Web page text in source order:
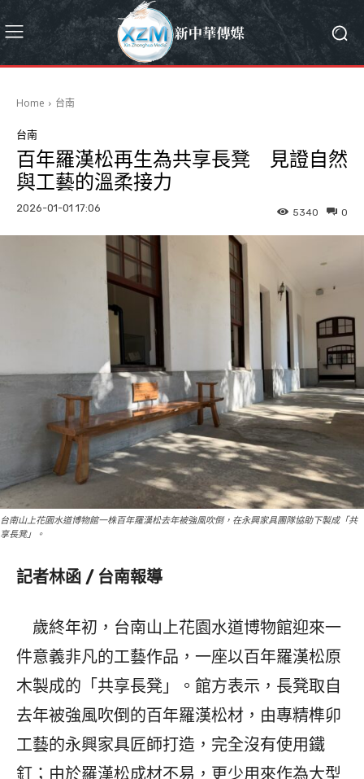
Home 台南
台南
百年羅漢松再生為共享長凳 見證自然
與工藝的溫柔接力
2026-01-01 17:06 0
5340
台南山上花園水道博物館一株百年羅漢松去年被強風吹倒，在永興家具團隊協助下製成「共
享長凳」。
記者林函 / 台南報導
歲終年初，台南山上花園水道博物館迎來一
件意義非凡的工藝作品，一座以百年羅漢松原
木製成的「共享長凳」。館方表示，長凳取自
去年被強風吹倒的百年羅漢松材，由專精榫卯
工藝的永興家具匠師打造，完全沒有使用鐵
釘；由於羅漢松成材不易，更少用來作為大型